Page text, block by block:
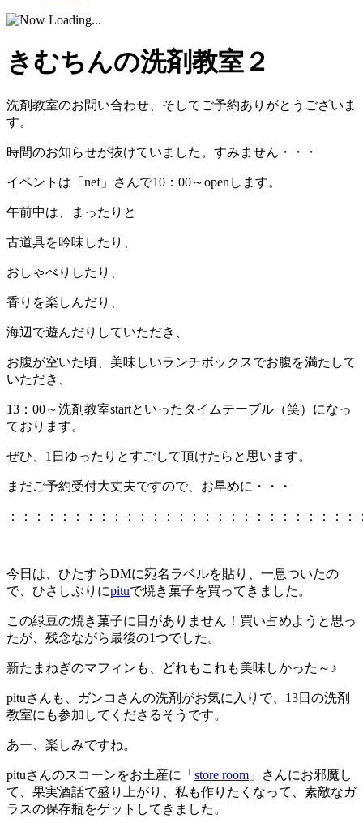
きむちんの洗剤教室２
洗剤教室のお問い合わせ、そしてご予約ありがとうございま
す。
時間のお知らせが抜けていました。すみません・・・
イベントは「nef」さんで10：00～openします。
午前中は、まったりと
古道具を吟味したり、
おしゃべりしたり、
香りを楽しんだり、
海辺で遊んだりしていただき、
お腹が空いた頃、美味しいランチボックスでお腹を満たして
いただき、
13：00～洗剤教室startといったタイムテーブル（笑）になっ
ております。
ぜひ、1日ゆったりとすごして頂けたらと思います。
まだご予約受付大丈夫ですので、お早めに・・・
：：：：：：：：：：：：：：：：：：：：：：：：：：：
今日は、ひたすらDMに宛名ラベルを貼り、一息ついたの
で、ひさしぶりにpituで焼き菓子を買ってきました。
この緑豆の焼き菓子に目がありません！買い占めようと思っ
たが、残念ながら最後の1つでした。
新たまねぎのマフィンも、どれもこれも美味しかった～♪
pituさんも、ガンコさんの洗剤がお気に入りで、13日の洗剤
教室にも参加してくださるそうです。
あー、楽しみですね。
pituさんのスコーンをお土産に「 store room 」さんにお邪魔し
て、果実酒話で盛り上がり、私も作りたくなって、素敵なガ
ラスの保存瓶をゲットしてきました。